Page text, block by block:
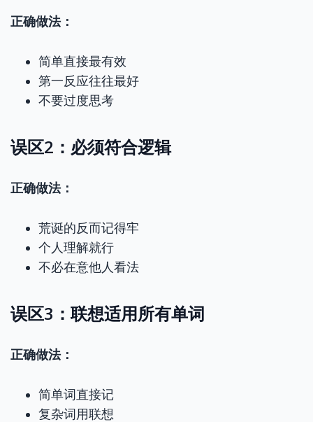
正确做法：
简单直接最有效
第一反应往往最好
不要过度思考
误区2：必须符合逻辑
正确做法：
荒诞的反而记得牢
个人理解就行
不必在意他人看法
误区3：联想适用所有单词
正确做法：
简单词直接记
复杂词用联想